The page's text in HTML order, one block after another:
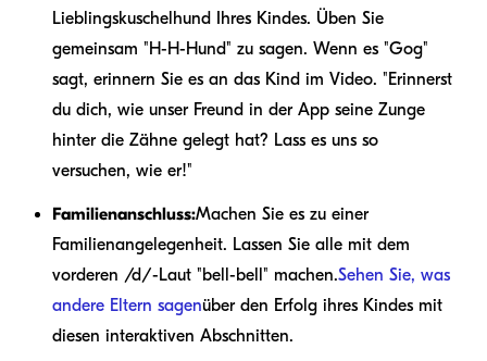
Lieblingskuschelhund Ihres Kindes. Üben Sie
gemeinsam "H-H-Hund" zu sagen. Wenn es "Gog"
sagt, erinnern Sie es an das Kind im Video. "Erinnerst
du dich, wie unser Freund in der App seine Zunge
hinter die Zähne gelegt hat? Lass es uns so
versuchen, wie er!"
Familienanschluss:Machen Sie es zu einer
Familienangelegenheit. Lassen Sie alle mit dem
vorderen /d/-Laut "bell-bell" machen.Sehen Sie, was
andere Eltern sagenüber den Erfolg ihres Kindes mit
diesen interaktiven Abschnitten.